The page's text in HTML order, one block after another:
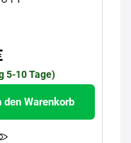
5-10 Tage)
den Warenkorb